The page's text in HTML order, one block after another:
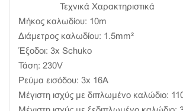
Τεχνικά Χαρακτηριστικά
Μήκος καλωδίου: 10m
Διάμετρος καλωδίου: 1.5mm²
Έξοδοι: 3x Schuko
Τάση: 230V
Ρεύμα εισόδου: 3x 16A
Μέγιστη ισχύς με διπλωμένο καλώδιο: